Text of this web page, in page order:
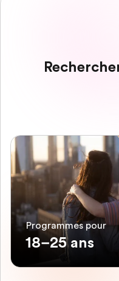
Programmes pour
18–25 ans